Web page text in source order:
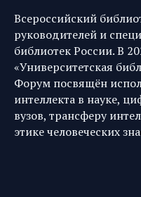
Всероссийский
руководителей и
библиотек России. В
«Университетская
Форум посвящён
интеллекта в науке,
вузов, трансферу
этике человеческих